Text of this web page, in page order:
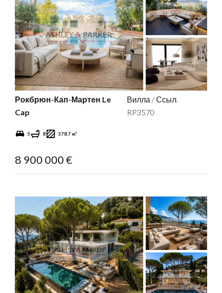
Рокбрюн-Кап-Мартен Le
Cap
Вилла / Ссыл.
RP3570
5 8 378.7 м²
8 900 000 €